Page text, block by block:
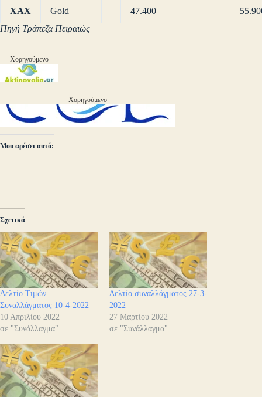
XAX Gold 47.400 –
Πηγή Τράπεζα Πειραιώς
Χορηγούμενο
Χορηγούμενο
Μου αρέσει αυτό:
Σχετικά
Δελτίο Τιμών
Συναλλάγματος 10-4-2022
10 Απριλίου 2022
σε "Συνάλλαγμα"
Δελτίο συναλλάγματος 27-3-
2022
27 Μαρτίου 2022
σε "Συνάλλαγμα"